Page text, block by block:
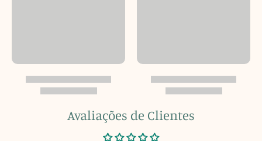
Avaliações de Clientes